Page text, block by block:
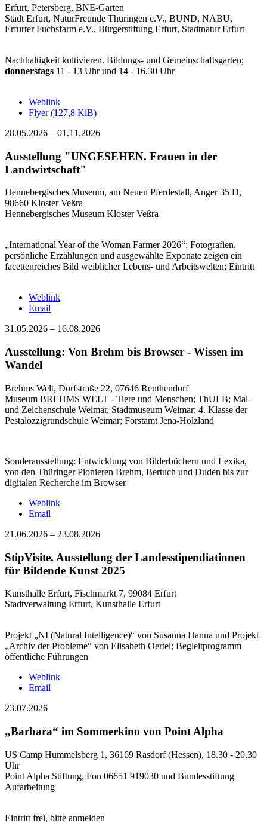
Erfurt, Petersberg, BNE-Garten
Stadt Erfurt, NaturFreunde Thüringen e.V., BUND, NABU,
Erfurter Fuchsfarm e.V., Bürgerstiftung Erfurt, Stadtnatur Erfurt
Nachhaltigkeit kultivieren. Bildungs- und Gemeinschaftsgarten;
donnerstags 11 - 13 Uhr und 14 - 16.30 Uhr
Weblink
Flyer(127,8 KiB)
28.05.2026 – 01.11.2026
Ausstellung "UNGESEHEN. Frauen in der
Landwirtschaft"
Hennebergisches Museum, am Neuen Pferdestall, Anger 35 D,
98660 Kloster Veßra
Hennebergisches Museum Kloster Veßra
„International Year of the Woman Farmer 2026“; Fotografien,
persönliche Erzählungen und ausgewählte Exponate zeigen ein
facettenreiches Bild weiblicher Lebens- und Arbeitswelten; Eintritt
Weblink
Email
31.05.2026 – 16.08.2026
Ausstellung: Von Brehm bis Browser - Wissen im
Wandel
Brehms Welt, Dorfstraße 22, 07646 Renthendorf
Museum BREHMS WELT - Tiere und Menschen; ThULB; Mal-
und Zeichenschule Weimar, Stadtmuseum Weimar; 4. Klasse der
Pestalozzigrundschule Weimar; Forstamt Jena-Holzland
Sonderausstellung: Entwicklung von Bilderbüchern und Lexika,
von den Thüringer Pionieren Brehm, Bertuch und Duden bis zur
digitalen Recherche im Browser
Weblink
Email
21.06.2026 – 23.08.2026
StipVisite. Ausstellung der Landesstipendiatinnen
für Bildende Kunst 2025
Kunsthalle Erfurt, Fischmarkt 7, 99084 Erfurt
Stadtverwaltung Erfurt, Kunsthalle Erfurt
Projekt „NI (Natural Intelligence)“ von Susanna Hanna und Projekt
„Archiv der Probleme“ von Elisabeth Oertel; Begleitprogramm
öffentliche Führungen
Weblink
Email
23.07.2026
„Barbara“ im Sommerkino von Point Alpha
US Camp Hummelsberg 1, 36169 Rasdorf (Hessen), 18.30 - 20.30
Uhr
Point Alpha Stiftung, Fon 06651 919030 und Bundesstiftung
Aufarbeitung
Eintritt frei, bitte anmelden